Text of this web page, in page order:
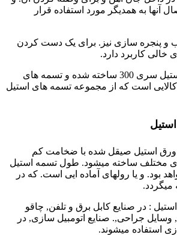
آنها به همدیگر مورد استفاده قرار
و پنجره سازی نیز. برای یک دست کردن
کاربرد دارد.
تسمه های فولادی از استیل سری 300 ساخته شده و تسمه های
ترین کالایی است که از مجموعه تسمه های استیل
ی ورق استیل صیقل شده با ضخامت کم
مختلف ساخته میشود. طول تسمه استیل
بود. و یا رولهای آماده ایی است. که در
میگردد.
: در صنایع کابل برق و تلفن, چاقو
وسایل جراحی,. صنایع اتومبیل سازی, در
استفاده میشوند.